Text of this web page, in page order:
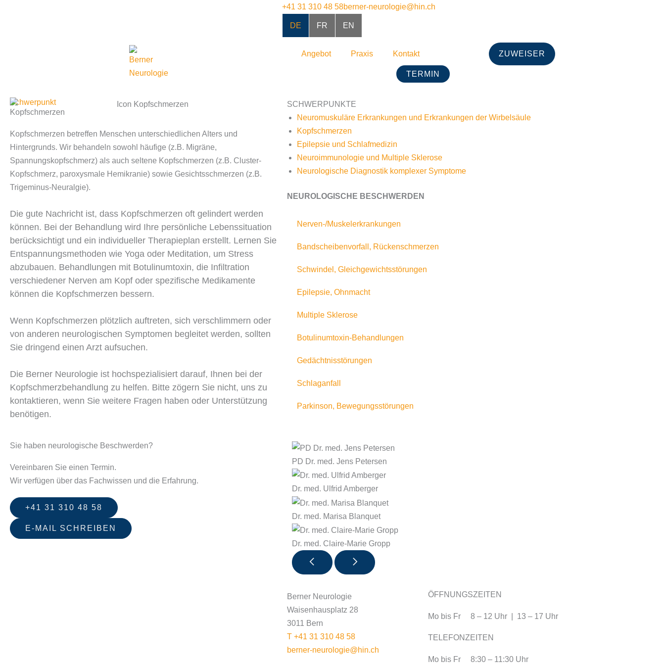
+41 31 310 48 58berner-neurologie@hin.ch
DE FR EN
Angebot Praxis Kontakt ZUWEISER
TERMIN
Schwerpunkt
Kopfschmerzen
Kopfschmerzen betreffen Menschen unterschiedlichen Alters und
Hintergrunds. Wir behandeln sowohl häufige (z.B. Migräne,
Spannungskopfschmerz) als auch seltene Kopfschmerzen (z.B. Cluster-
Kopfschmerz, paroxysmale Hemikranie) sowie Gesichtsschmerzen (z.B.
Trigeminus-Neuralgie).
Die gute Nachricht ist, dass Kopfschmerzen oft gelindert werden
können. Bei der Behandlung wird Ihre persönliche Lebenssituation
berücksichtigt und ein individueller Therapieplan erstellt. Lernen Sie
Entspannungsmethoden wie Yoga oder Meditation, um Stress
abzubauen. Behandlungen mit Botulinumtoxin, die Infiltration
verschiedener Nerven am Kopf oder spezifische Medikamente
können die Kopfschmerzen bessern.
Wenn Kopfschmerzen plötzlich auftreten, sich verschlimmern oder
von anderen neurologischen Symptomen begleitet werden, sollten
Sie dringend einen Arzt aufsuchen.
Die Berner Neurologie ist hochspezialisiert darauf, Ihnen bei der
Kopfschmerzbehandlung zu helfen. Bitte zögern Sie nicht, uns zu
kontaktieren, wenn Sie weitere Fragen haben oder Unterstützung
benötigen.
SCHWERPUNKTE
Neuromuskuläre Erkrankungen und Erkrankungen der Wirbelsäule
Kopfschmerzen
Epilepsie und Schlafmedizin
Neuroimmunologie und Multiple Sklerose
Neurologische Diagnostik komplexer Symptome
NEUROLOGISCHE BESCHWERDEN
Nerven-/Muskelerkrankungen
Bandscheibenvorfall, Rückenschmerzen
Schwindel, Gleichgewichtsstörungen
Epilepsie, Ohnmacht
Multiple Sklerose
Botulinumtoxin-Behandlungen
Gedächtnisstörungen
Schlaganfall
Parkinson, Bewegungsstörungen
Sie haben neurologische Beschwerden?
Vereinbaren Sie einen Termin.
Wir verfügen über das Fachwissen und die Erfahrung.
+41 31 310 48 58
E-MAIL SCHREIBEN
PD Dr. med. Jens Petersen
Dr. med. Ulfrid Amberger
Dr. med. Marisa Blanquet
Dr. med. Claire-Marie Gropp
Berner Neurologie
Waisenhausplatz 28
3011 Bern
T +41 31 310 48 58
berner-neurologie@hin.ch
ÖFFNUNGSZEITEN
Mo bis Fr 8 – 12 Uhr | 13 – 17 Uhr
TELEFONZEITEN
Mo bis Fr 8:30 – 11:30 Uhr